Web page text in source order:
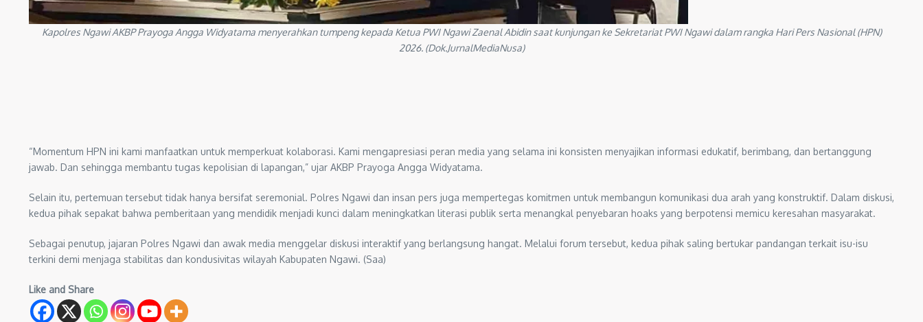
Kapolres Ngawi AKBP Prayoga Angga Widyatama menyerahkan tumpeng kepada Ketua PWI Ngawi Zaenal Abidin saat kunjungan ke Sekretariat PWI Ngawi dalam rangka Hari Pers Nasional (HPN)
2026. (Dok.JurnalMediaNusa)
“Momentum HPN ini kami manfaatkan untuk memperkuat kolaborasi. Kami mengapresiasi peran media yang selama ini konsisten menyajikan informasi edukatif, berimbang, dan bertanggung
jawab. Dan sehingga membantu tugas kepolisian di lapangan,” ujar AKBP Prayoga Angga Widyatama.
Selain itu, pertemuan tersebut tidak hanya bersifat seremonial. Polres Ngawi dan insan pers juga mempertegas komitmen untuk membangun komunikasi dua arah yang konstruktif. Dalam diskusi,
kedua pihak sepakat bahwa pemberitaan yang mendidik menjadi kunci dalam meningkatkan literasi publik serta menangkal penyebaran hoaks yang berpotensi memicu keresahan masyarakat.
Sebagai penutup, jajaran Polres Ngawi dan awak media menggelar diskusi interaktif yang berlangsung hangat. Melalui forum tersebut, kedua pihak saling bertukar pandangan terkait isu-isu
terkini demi menjaga stabilitas dan kondusivitas wilayah Kabupaten Ngawi. (Saa)
Like and Share